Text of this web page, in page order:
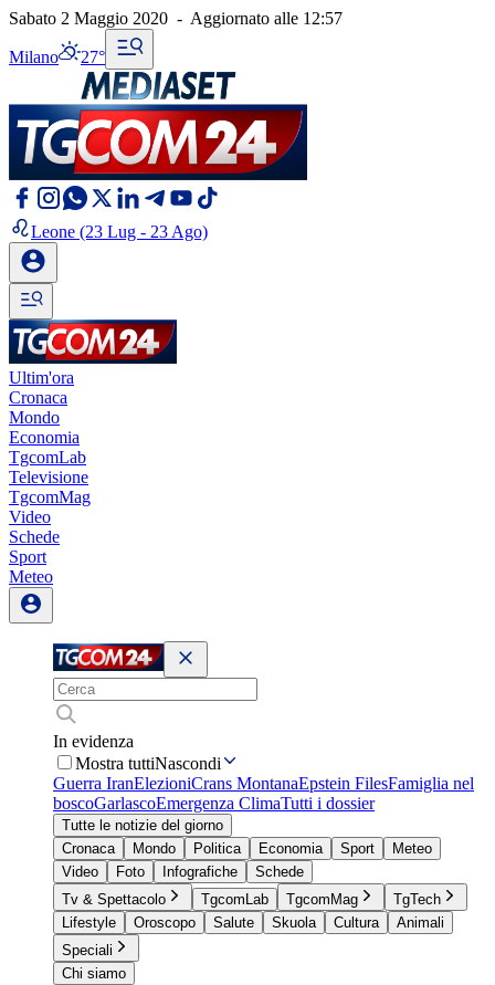
Sabato 2 Maggio 2020 - Aggiornato alle 12:57
Milano 27°
Leone (23 Lug - 23 Ago)
Ultim'ora
Cronaca
Mondo
Economia
TgcomLab
Televisione
TgcomMag
Video
Schede
Sport
Meteo
In evidenza
Mostra tuttiNascondi
Guerra IranElezioniCrans MontanaEpstein FilesFamiglia nel
boscoGarlascoEmergenza ClimaTutti i dossier
Tutte le notizie del giorno
Cronaca
Mondo Politica Economia Sport
Meteo
Video
Foto Infografiche
Schede
Tv & Spettacolo
TgcomLab TgcomMag
TgTech
Lifestyle
Oroscopo Salute Skuola Cultura
Animali
Speciali
Chi siamo